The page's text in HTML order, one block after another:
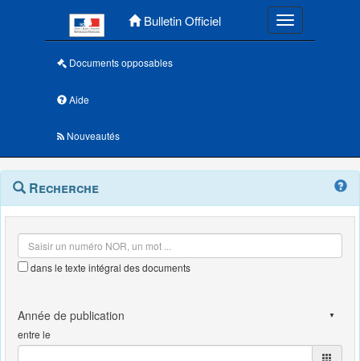
Bulletin Officiel Toggle
Documents opposables
Aide
Nouveautés
Navigation
outils
Menu
contextuel
Recherche
dans le texte intégral des documents
entre le